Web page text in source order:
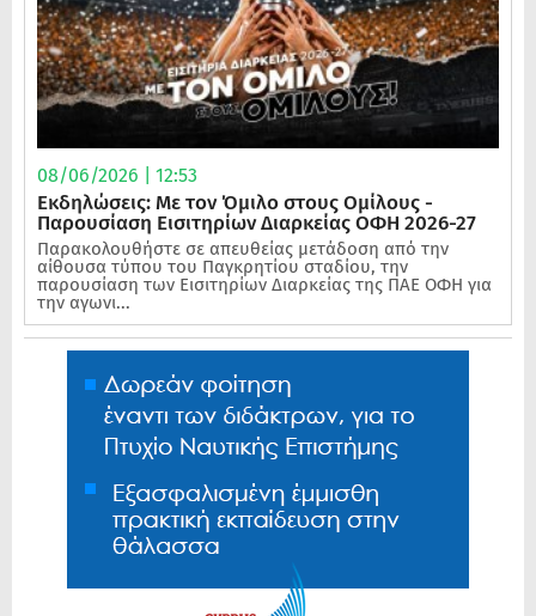
08/06/2026 | 12:53
Εκδηλώσεις: Με τον Όμιλο στους Ομίλους -
Παρουσίαση Εισιτηρίων Διαρκείας ΟΦΗ 2026-27
Παρακολουθήστε σε απευθείας μετάδοση από την
αίθουσα τύπου του Παγκρητίου σταδίου, την
παρουσίαση των Εισιτηρίων Διαρκείας της ΠΑΕ ΟΦΗ για
την αγωνι...